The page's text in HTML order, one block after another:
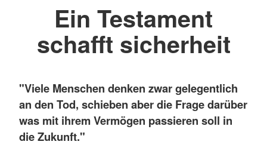
Ein Testament
schafft sicherheit
"Viele Menschen denken zwar gelegentlich
an den Tod, schieben aber die Frage darüber
was mit ihrem Vermögen passieren soll in
die Zukunft."